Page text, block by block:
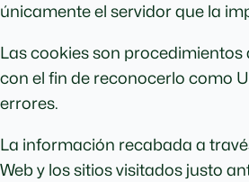
únicamente el servidor que la
Las cookies son
con el fin de reconocerlo como
errores.
La información recabada a
Web y los sitios visitados justo